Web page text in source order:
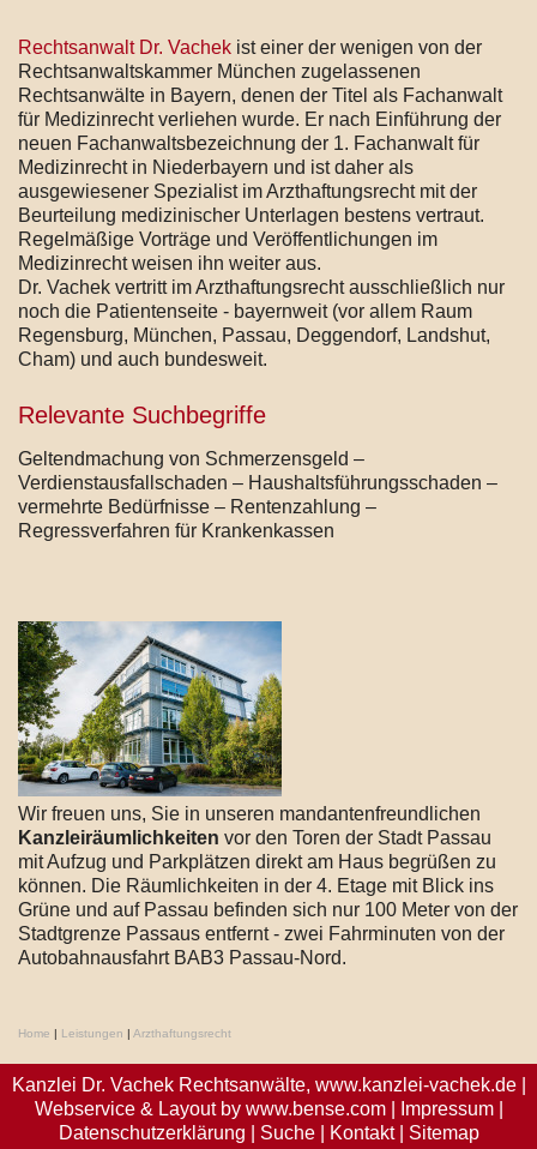
Rechtsanwalt Dr. Vachek ist einer der wenigen von der
Rechtsanwaltskammer München zugelassenen
Rechtsanwälte in Bayern, denen der Titel als Fachanwalt
für Medizinrecht verliehen wurde. Er nach Einführung der
neuen Fachanwaltsbezeichnung der 1. Fachanwalt für
Medizinrecht in Niederbayern und ist daher als
ausgewiesener Spezialist im Arzthaftungsrecht mit der
Beurteilung medizinischer Unterlagen bestens vertraut.
Regelmäßige Vorträge und Veröffentlichungen im
Medizinrecht weisen ihn weiter aus.
Dr. Vachek vertritt im Arzthaftungsrecht ausschließlich nur
noch die Patientenseite - bayernweit (vor allem Raum
Regensburg, München, Passau, Deggendorf, Landshut,
Cham) und auch bundesweit.
Relevante Suchbegriffe
Geltendmachung von Schmerzensgeld –
Verdienstausfallschaden – Haushaltsführungsschaden –
vermehrte Bedürfnisse – Rentenzahlung –
Regressverfahren für Krankenkassen
Wir freuen uns, Sie in unseren mandantenfreundlichen
Kanzleiräumlichkeiten vor den Toren der Stadt Passau
mit Aufzug und Parkplätzen direkt am Haus begrüßen zu
können. Die Räumlichkeiten in der 4. Etage mit Blick ins
Grüne und auf Passau befinden sich nur 100 Meter von der
Stadtgrenze Passaus entfernt - zwei Fahrminuten von der
Autobahnausfahrt BAB3 Passau-Nord.
Home | Leistungen | Arzthaftungsrecht
Kanzlei Dr. Vachek Rechtsanwälte, www.kanzlei-vachek.de|
Webservice & Layout by www.bense.com| Impressum|
Datenschutzerklärung
Suche| Kontakt| Sitemap